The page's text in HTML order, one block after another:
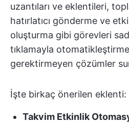
uzantıları ve eklentileri,
hatırlatıcı gönderme ve
oluşturma gibi görevleri
tıklamayla
gerektirmeyen çözümler
İşte birkaç önerilen eklenti:
Takvim Etkinlik